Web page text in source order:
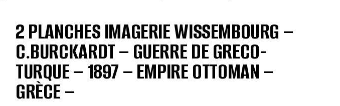
2 PLANCHES IMAGERIE WISSEMBOURG –
C.BURCKARDT – GUERRE DE GRECO-
TURQUE – 1897 – EMPIRE OTTOMAN –
GRÈCE –